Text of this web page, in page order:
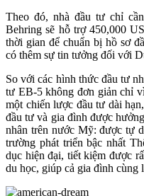
Theo đó, nhà đầu tư chỉ
Behring sẽ hỗ trợ 450,000
thời gian để chuẩn bị hồ sơ
có thêm sự tin tưởng đối với
So với các hình thức đầu tư
tư EB-5 không đơn giản chỉ
một chiến lược đầu tư dài
đầu tư và gia đình được
nhân trên nước Mỹ: được tự
trường phát triển bậc nhất
dục hiện đại, tiết kiệm được
du học, giúp cả gia đình